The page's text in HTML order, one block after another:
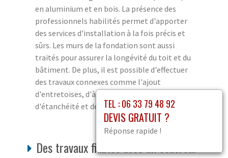
en aluminium et en bois. La présence des
professionnels habilités permet d'apporter
des services d'installation à la fois précis et
sûrs. Les murs de la fondation sont aussi
traités pour assurer la longévité du toit et du
bâtiment. De plus, il est possible d'effectuer
des travaux connexes comme l'ajout
d'entretoises, d'à-comblages, de bandes
d'étanchéité et de multisites.
Des travaux fiables avec un couvreur
TEL : 06 33 79 48 92
DEVIS GRATUIT ?
Réponse rapide !